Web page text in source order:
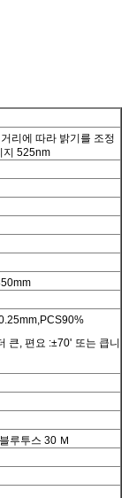
리에 따라 밝기를 조정
지 525nm
큰, 편요 :±70' 또는 큽니
루투스 30 Ｍ